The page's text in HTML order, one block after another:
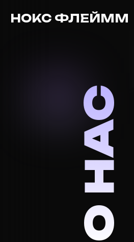
НОКС ФЛЕЙММ
О НАС